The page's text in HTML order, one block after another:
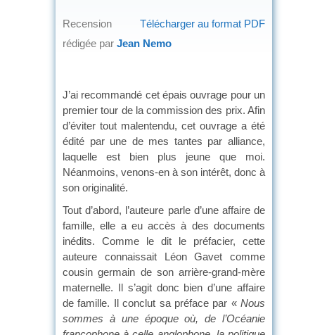
Télécharger au format PDF
Recension
rédigée par Jean Nemo
J’ai recommandé cet épais ouvrage pour un
premier tour de la commission des prix. Afin
d’éviter tout malentendu, cet ouvrage a été
édité par une de mes tantes par alliance,
laquelle est bien plus jeune que moi.
Néanmoins, venons-en à son intérêt, donc à
son originalité.
Tout d’abord, l’auteure parle d’une affaire de
famille, elle a eu accès à des documents
inédits. Comme le dit le préfacier, cette
auteure connaissait Léon Gavet comme
cousin germain de son arrière-grand-mère
maternelle. Il s’agit donc bien d’une affaire
de famille. Il conclut sa préface par « Nous
sommes à une époque où, de l’Océanie